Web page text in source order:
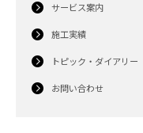
サービス案内
施工実績
トピック・ダイアリー
お問い合わせ